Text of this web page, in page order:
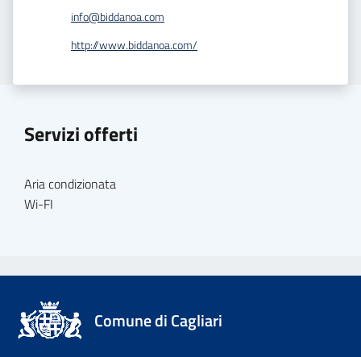
info@biddanoa.com
http://www.biddanoa.com/
Servizi offerti
Aria condizionata
Wi-FI
Comune di Cagliari